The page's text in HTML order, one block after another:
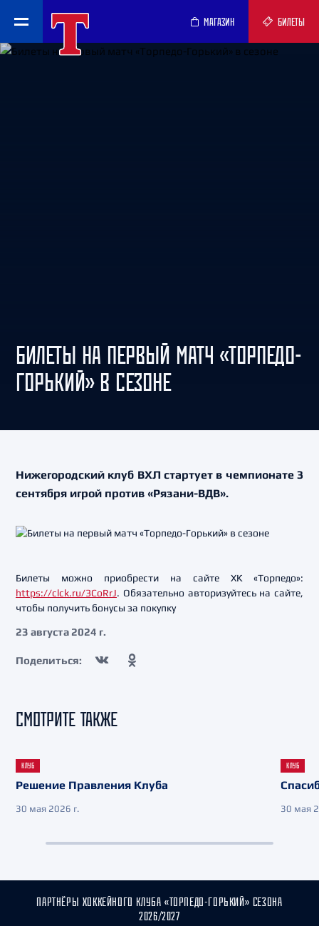
МАГАЗИН БИЛЕТЫ
БИЛЕТЫ НА ПЕРВЫЙ МАТЧ «ТОРПЕДО-
ГОРЬКИЙ» В СЕЗОНЕ
Нижегородский клуб ВХЛ стартует в чемпионате 3
сентября игрой против «Рязани-ВДВ».
Билеты можно приобрести на сайте ХК «Торпедо»:
https://clck.ru/3CoRrJ. Обязательно авторизуйтесь на сайте,
чтобы получить бонусы за покупку
23 августа 2024 г.
Поделиться:
СМОТРИТЕ ТАКЖЕ
КЛУБ
Решение Правления Клуба
30 мая 2026 г.
КЛУБ
30 мая
ПАРТНЁРЫ ХОККЕЙНОГО КЛУБА «ТОРПЕДО-ГОРЬКИЙ» СЕЗОНА
2026/2027